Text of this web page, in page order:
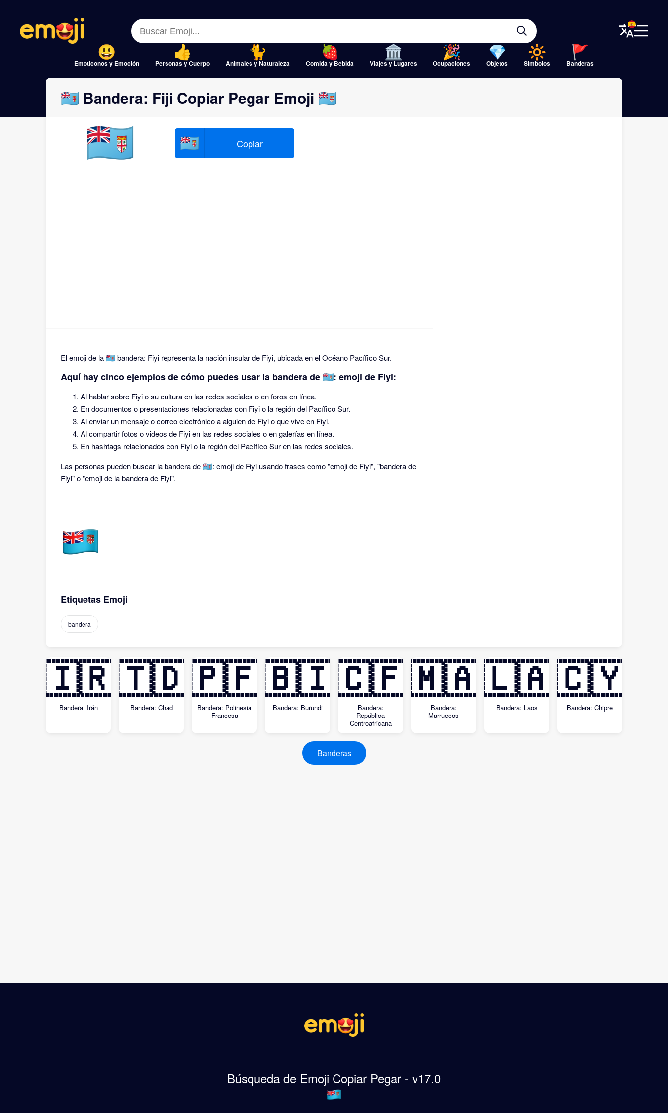
Emoticonos y Emoción Personas y Cuerpo Animales y Naturaleza Comida y Bebida Viajes y Lugares Ocupaciones Objetos Simbolos Banderas
Close
Close
🇫🇯 Bandera: Fiji Copiar Pegar Emoji 🇫🇯
🇫🇯 🇫🇯 Copiar
El emoji de la 🇫🇯 bandera: Fiyi representa la nación insular de Fiyi, ubicada en el Océano Pacífico Sur.
Aquí hay cinco ejemplos de cómo puedes usar la bandera de 🇫🇯: emoji de Fiyi:
Al hablar sobre Fiyi o su cultura en las redes sociales o en foros en línea.
En documentos o presentaciones relacionadas con Fiyi o la región del Pacífico Sur.
Al enviar un mensaje o correo electrónico a alguien de Fiyi o que vive en Fiyi.
Al compartir fotos o videos de Fiyi en las redes sociales o en galerías en línea.
En hashtags relacionados con Fiyi o la región del Pacífico Sur en las redes sociales.
Las personas pueden buscar la bandera de 🇫🇯: emoji de Fiyi usando frases como "emoji de Fiyi", "bandera de
Fiyi" o "emoji de la bandera de Fiyi".
Etiquetas Emoji
bandera
🇮🇷
Bandera: Irán
🇹🇩
Bandera: Chad
🇵🇫
Bandera: Polinesia
Francesa
🇧🇮
Bandera: Burundi
🇨🇫
Bandera:
República
Centroafricana
🇲🇦
Bandera:
Marruecos
🇱🇦
Bandera: Laos
🇨🇾
Bandera: Chipre
Banderas
Búsqueda de Emoji Copiar Pegar - v17.0